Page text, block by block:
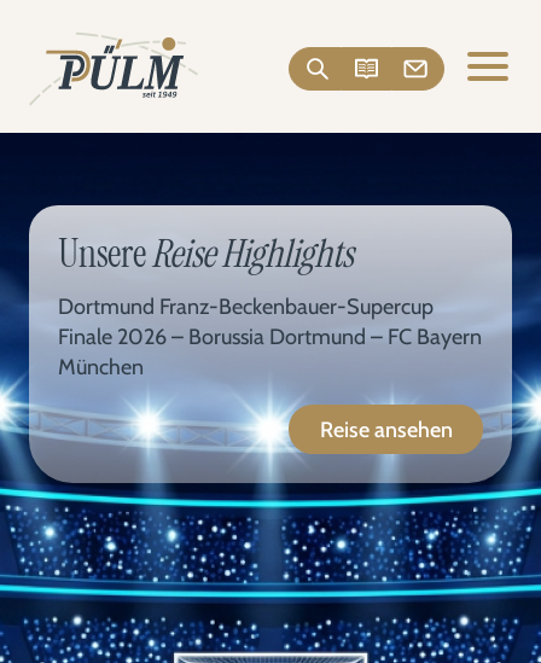
UnsereReise Highlights
Dortmund Franz-Beckenbauer-Supercup
Finale 2026 – Borussia Dortmund – FC Bayern
München
Reise ansehen